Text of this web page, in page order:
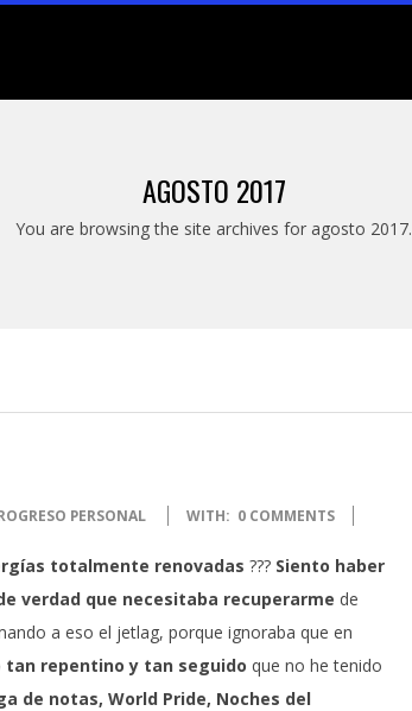
Menu
AGOSTO 2017
You are browsing the site archives for agosto 2017.
PERSONAL WITH: 0 COMMENTS
totalmente renovadas ??? Siento haber
verdad que necesitaba recuperarme de
a eso el jetlag, porque ignoraba que en
tan repentino y tan seguido que no he tenido
de notas, World Pride, Noches del